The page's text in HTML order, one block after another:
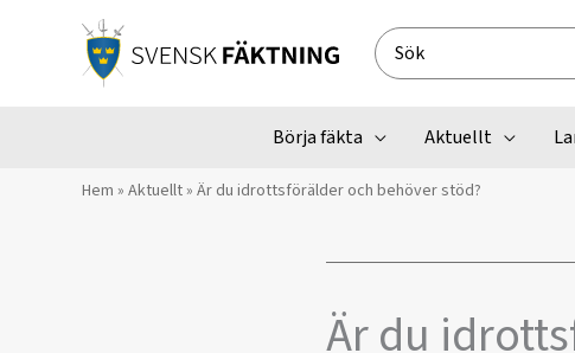
Search
for:
Börja fäkta Aktuellt
Hem » Aktuellt» Är du idrottsförälder och behöver stöd?
Är du